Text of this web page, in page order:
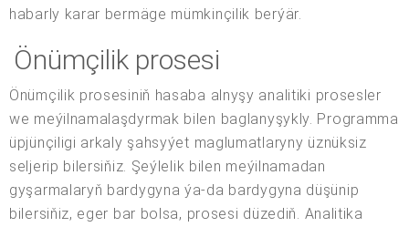
habarly karar bermäge mümkinçilik berýär.
Önümçilik prosesi
Önümçilik prosesiniň hasaba alnyşy analitiki prosesler
we meýilnamalaşdyrmak bilen baglanyşykly. Programma
üpjünçiligi arkaly şahsyýet maglumatlaryny üznüksiz
seljerip bilersiňiz. Şeýlelik bilen meýilnamadan
gyşarmalaryň bardygyna ýa-da bardygyna düşünip
bilersiňiz, eger bar bolsa, prosesi düzediň. Analitika